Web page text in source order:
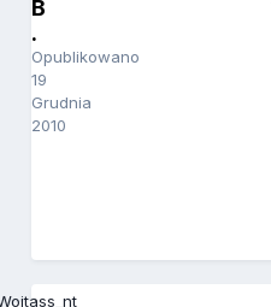
B
.
Opublikowano
19
Grudnia
2010